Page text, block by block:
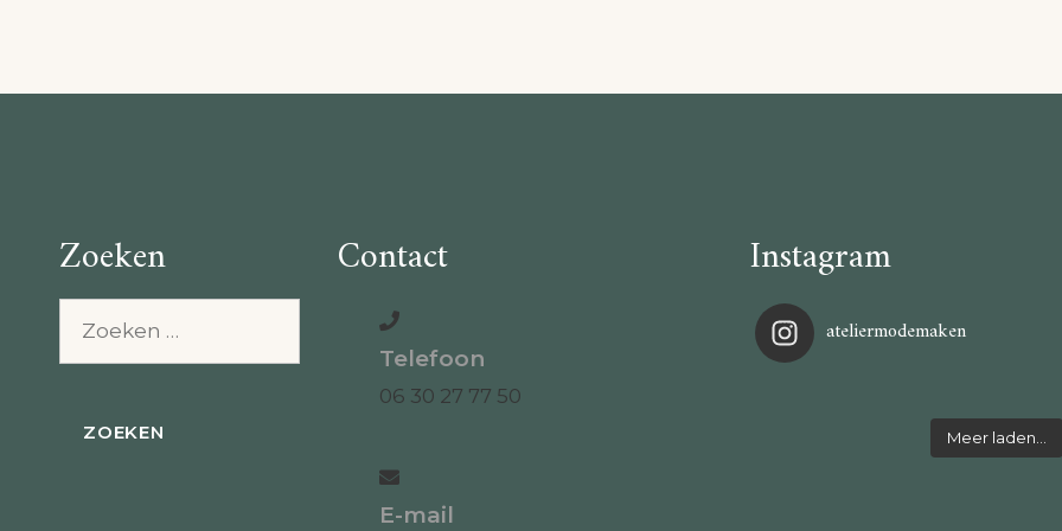
Zoeken Contact
Telefoon
06 30 27 77 50
E-mail
Instagram
ateliermodemaken
Meer laden…